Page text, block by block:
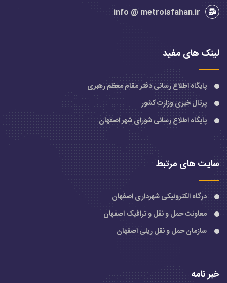
info @ metroisfahan.ir
لینک های مفید
پایگاه اطلاع رسانی دفتر مقام معظم رهبری
پرتال خبری وزارت کشور
پایگاه اطلاع رسانی شورای شهر اصفهان
سایت های مرتبط
درگاه الکترونیکی شهرداری اصفهان
معاونت حمل و نقل و ترافیک اصفهان
سازمان حمل و نقل ریلی اصفهان
خبر نامه